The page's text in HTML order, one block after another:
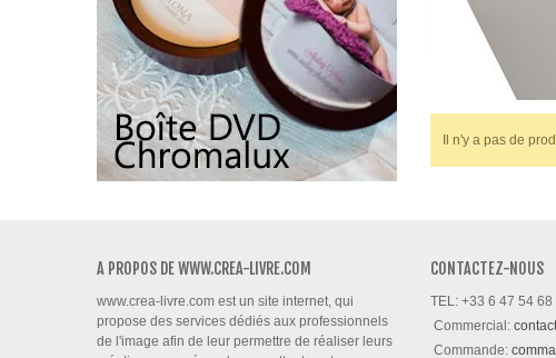
Il n'y a pas de
A PROPOS DE WWW.CREA-LIVRE.COM
www.crea-livre.com est un site internet, qui
propose des services dédiés aux professionnels
de l'image afin de leur permettre de réaliser leurs
CONTACTEZ-NOUS
TEL: +33 6 47 54 68
Commercial:
Commande: